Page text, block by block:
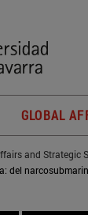
GLOBAL
and Strategic